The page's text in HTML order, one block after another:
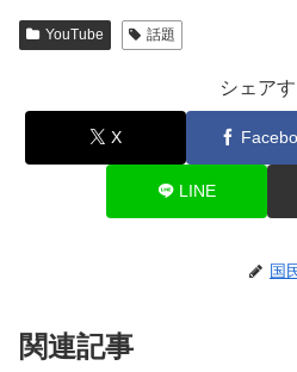
YouTube 話題
シェア
X
LINE
国
関連記事